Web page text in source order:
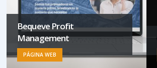
Bequeve Profit
Management
PÁGINA WEB